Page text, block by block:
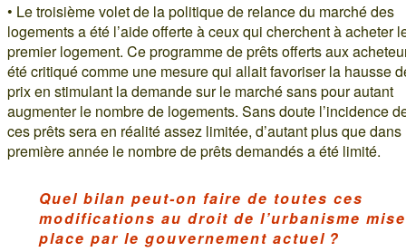
• Le troisième volet de la politique de relance du marché des
logements a été l’aide offerte à ceux qui cherchent à acheter
premier logement. Ce programme de prêts offerts aux
été critiqué comme une mesure qui allait favoriser la hausse
prix en stimulant la demande sur le marché sans pour autant
augmenter le nombre de logements. Sans doute l’incidence
ces prêts sera en réalité assez limitée, d’autant plus que dans
première année le nombre de prêts demandés a été limité.
Quel bilan peut-on faire de toutes ces
modifications au droit de l’urbanisme
place par le gouvernement actuel ?